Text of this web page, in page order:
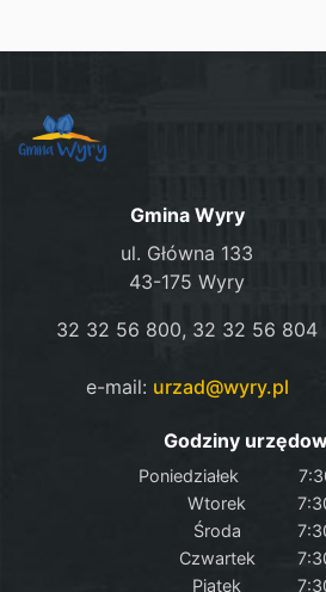
Gmina Wyry
ul. Główna 133
43-175 Wyry
32 32 56 800, 32 32 56 804
e-mail: urzad@wyry.pl
Godziny
Poniedziałek
Wtorek
Środa
Czwartek
Piątek